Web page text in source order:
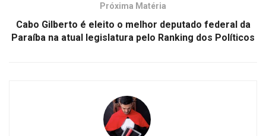
Próxima Matéria
Cabo Gilberto é eleito o melhor deputado federal da
Paraíba na atual legislatura pelo Ranking dos Políticos